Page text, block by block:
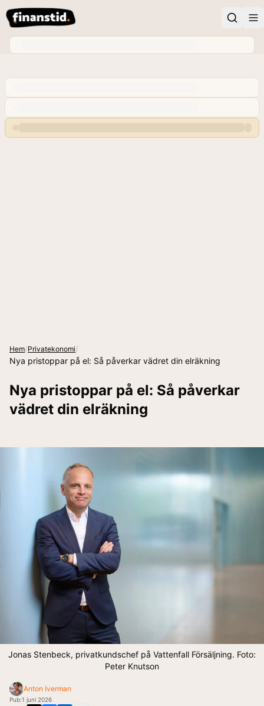
Hem/Privatekonomi/
Nya pristoppar på el: Så påverkar vädret din elräkning
Nya pristoppar på el: Så påverkar
vädret din elräkning
Jonas Stenbeck, privatkundschef på Vattenfall Försäljning. Foto:
Peter Knutson
Anton Iverman
Pub:1 juni 2026